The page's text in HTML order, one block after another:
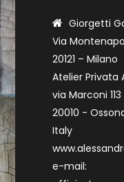
Giorgetti
Via
20121 – Milano
Atelier Privata
via Marconi 113
20010 -
Italy
e-mail: